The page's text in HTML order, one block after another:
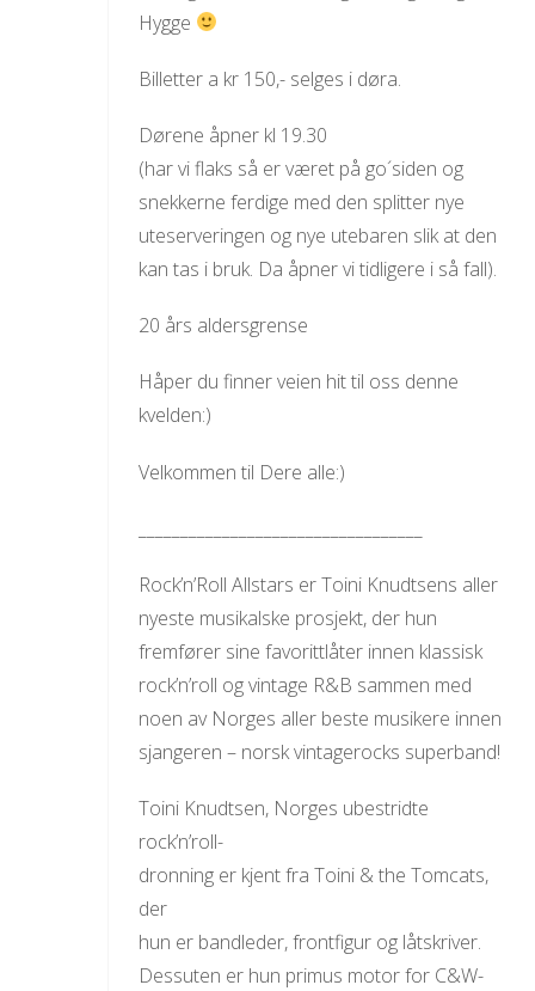
Hygge
Billetter a kr 150,- selges i døra.
Dørene åpner kl 19.30
(har vi flaks så er været på go´siden og
snekkerne ferdige med den splitter nye
uteserveringen og nye utebaren slik at den
kan tas i bruk. Da åpner vi tidligere i så fall).
20 års aldersgrense
Håper du finner veien hit til oss denne
kvelden:)
Velkommen til Dere alle:)
Rock’n’Roll Allstars er Toini Knudtsens aller
nyeste musikalske prosjekt, der hun
fremfører sine favorittlåter innen klassisk
rock’n’roll og vintage R&B sammen med
noen av Norges aller beste musikere innen
sjangeren – norsk vintagerocks superband!
Toini Knudtsen, Norges ubestridte
rock’n’roll-
dronning er kjent fra Toini & the Tomcats,
der
hun er bandleder, frontfigur og låtskriver.
Dessuten er hun primus motor for C&W-